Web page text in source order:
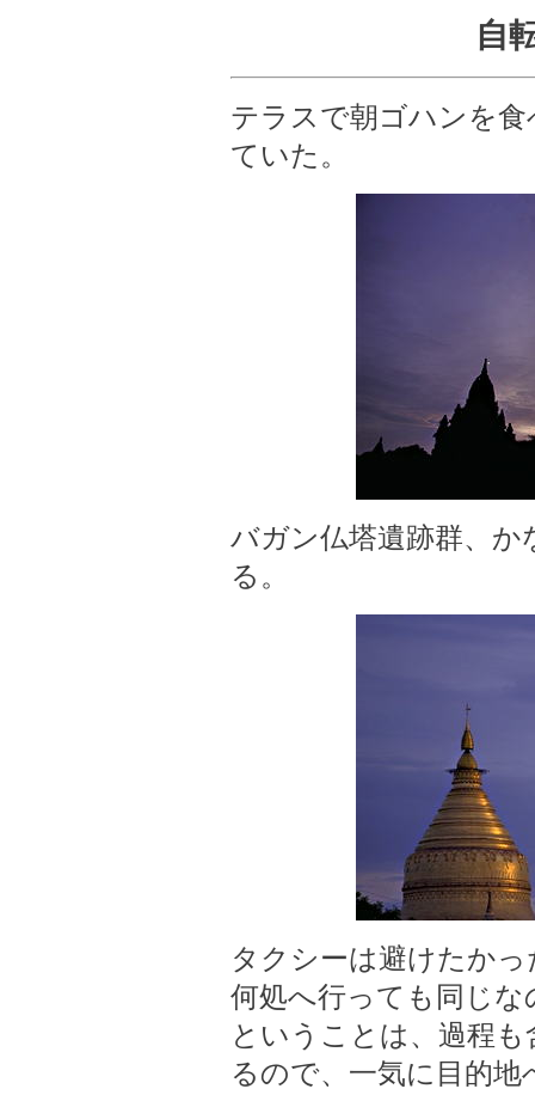
自
テラスで朝ゴハンを
ていた。
バガン仏塔遺跡群、
る。
タクシーは避けたかっ
何処へ行っても同じ
ということは、過程
るので、一気に目的